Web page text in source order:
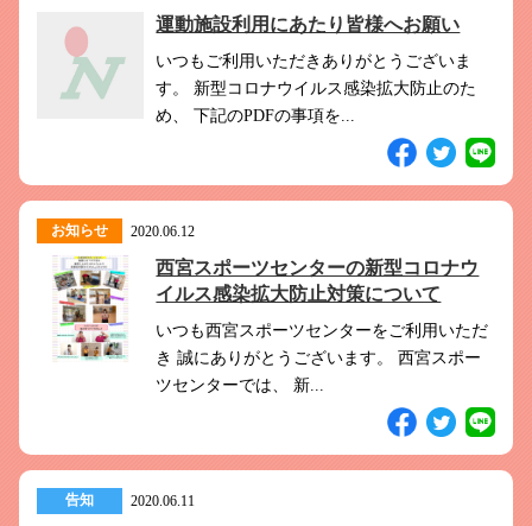
運動施設利用にあたり皆様へお願い
いつもご利用いただきありがとうございま
す。 新型コロナウイルス感染拡大防止のた
め、 下記のPDFの事項を...
お知らせ 2020.06.12
西宮スポーツセンターの新型コロナウ
イルス感染拡大防止対策について
いつも西宮スポーツセンターをご利用いただ
き 誠にありがとうございます。 西宮スポー
ツセンターでは、 新...
告知 2020.06.11